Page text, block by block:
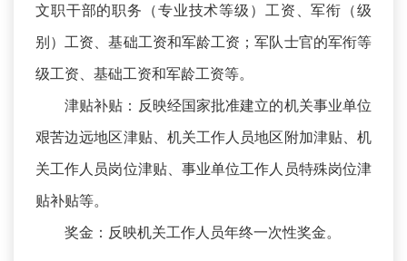
文职干部的职务（专业技术等级）工资、军衔（级
别）工资、基础工资和军龄工资；军队士官的军衔等
级工资、基础工资和军龄工资等。
津贴补贴：反映经国家批准建立的机关事业单位
艰苦边远地区津贴、机关工作人员地区附加津贴、机
关工作人员岗位津贴、事业单位工作人员特殊岗位津
贴补贴等。
奖金：反映机关工作人员年终一次性奖金。